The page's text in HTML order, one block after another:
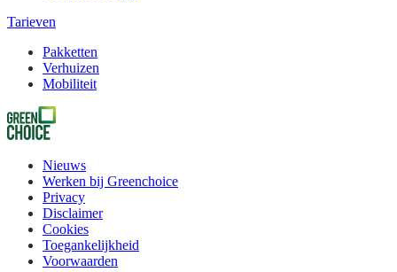
Tarieven
Pakketten
Verhuizen
Mobiliteit
Nieuws
Werken bij Greenchoice
Privacy
Disclaimer
Cookies
Toegankelijkheid
Voorwaarden